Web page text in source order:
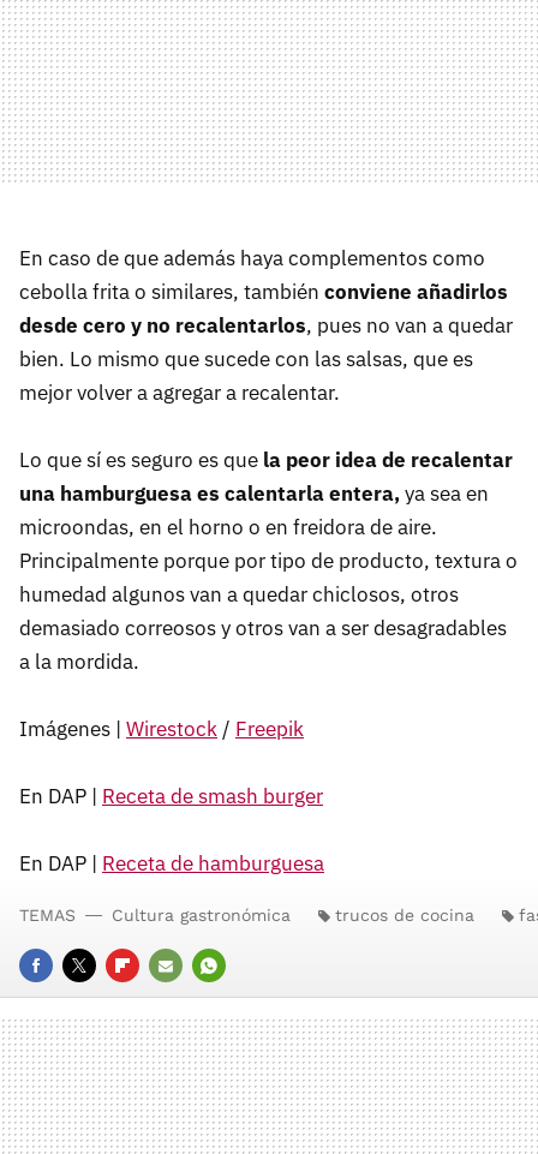
En caso de que además haya complementos como
cebolla frita o similares, también conviene añadirlos
desde cero y no recalentarlos, pues no van a quedar
bien. Lo mismo que sucede con las salsas, que es
mejor volver a agregar a recalentar.
Lo que sí es seguro es que la peor idea de recalentar
una hamburguesa es calentarla entera,ya sea en
microondas, en el horno o en freidora de aire.
Principalmente porque por tipo de producto, textura o
humedad algunos van a quedar chiclosos, otros
demasiado correosos y otros van a ser desagradables
a la mordida.
Imágenes | Wirestock / Freepik
En DAP | Receta de smash burger
En DAP | Receta de hamburguesa
FACEBOOK
TWITTERFLIPBOARD
E-
MAIL
WHATSAPP
TEMAS Cultura gastronómica trucos de cocina